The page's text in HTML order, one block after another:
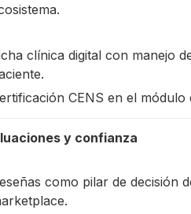
clínica digital con manejo
CENS en el módulo
y confianza
como pilar de decisión